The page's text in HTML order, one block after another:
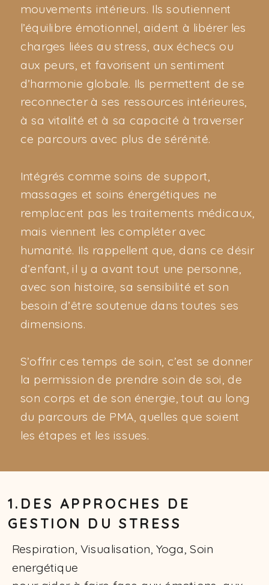
mouvements intérieurs. Ils soutiennent
l’équilibre émotionnel, aident à libérer les
charges liées au stress, aux échecs ou
aux peurs, et favorisent un sentiment
d’harmonie globale. Ils permettent de se
reconnecter à ses ressources intérieures,
à sa vitalité et à sa capacité à traverser
ce parcours avec plus de sérénité.
Intégrés comme soins de support,
massages et soins énergétiques ne
remplacent pas les traitements médicaux,
mais viennent les compléter avec
humanité. Ils rappellent que, dans ce désir
d’enfant, il y a avant tout une personne,
avec son histoire, sa sensibilité et son
besoin d’être soutenue dans toutes ses
dimensions.
S’offrir ces temps de soin, c’est se donner
la permission de prendre soin de soi, de
son corps et de son énergie, tout au long
du parcours de PMA, quelles que soient
les étapes et les issues.
Respiration, Visualisation, Yoga, Soin
energétique
1.DES APPROCHES DE
GESTION DU STRESS